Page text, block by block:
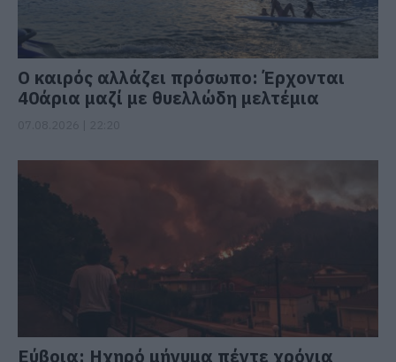
Ο καιρός αλλάζει πρόσωπο: Έρχονται
40άρια μαζί με θυελλώδη μελτέμια
Εύβοια: Ηχηρό μήνυμα πέντε χρόνια